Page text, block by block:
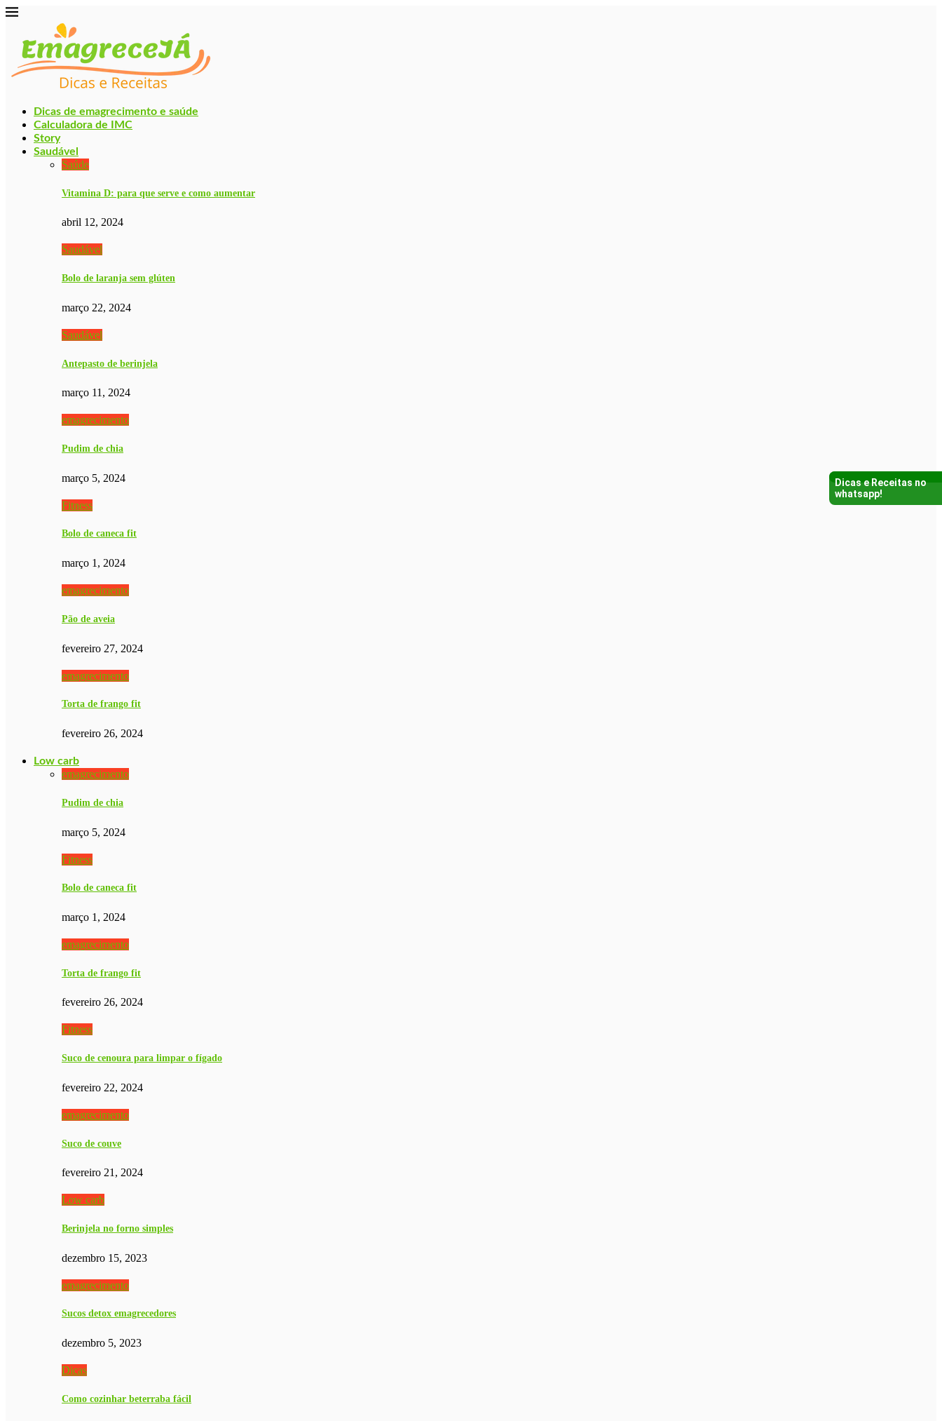
Dicas de emagrecimento e saúde
Calculadora de IMC
Story
Saudável
Saúde
Vitamina D: para que serve e como aumentar
abril 12, 2024
Saudável
Bolo de laranja sem glúten
março 22, 2024
Saudável
Antepasto de berinjela
março 11, 2024
emagrecimento
Pudim de chia
março 5, 2024
Fitness
Bolo de caneca fit
março 1, 2024
emagrecimento
Pão de aveia
fevereiro 27, 2024
emagrecimento
Torta de frango fit
fevereiro 26, 2024
Low carb
emagrecimento
Pudim de chia
março 5, 2024
Fitness
Bolo de caneca fit
março 1, 2024
emagrecimento
Torta de frango fit
fevereiro 26, 2024
Fitness
Suco de cenoura para limpar o fígado
fevereiro 22, 2024
emagrecimento
Suco de couve
fevereiro 21, 2024
Low carb
Berinjela no forno simples
dezembro 15, 2023
emagrecimento
Sucos detox emagrecedores
dezembro 5, 2023
Dicas
Como cozinhar beterraba fácil
Dicas e Receitas no
whatsapp!